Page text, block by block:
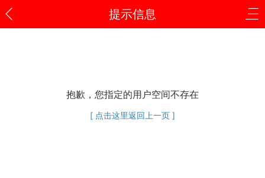
提示信息
抱歉，您指定的用户空间不存在
[ 点击这里返回上一页 ]